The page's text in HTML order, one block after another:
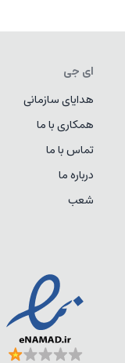
ای جی
هدایای سازمانی
همکاری با ما
تماس با ما
درباره ما
شعب